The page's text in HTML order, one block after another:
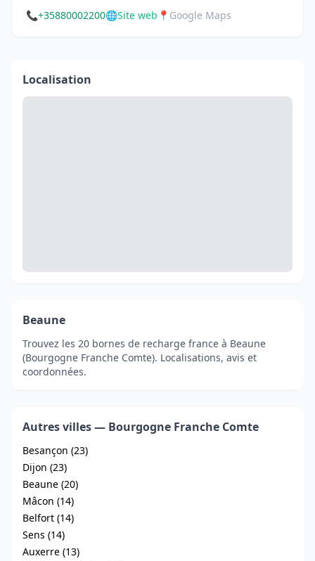
📞+35880002200🌐Site web 📍 Google Maps
Localisation
Beaune
Trouvez les 20 bornes de recharge france à Beaune
(Bourgogne Franche Comte). Localisations, avis et
coordonnées.
Autres villes — Bourgogne Franche Comte
Besançon (23)
Dijon (23)
Beaune (20)
Mâcon (14)
Belfort (14)
Sens (14)
Auxerre (13)